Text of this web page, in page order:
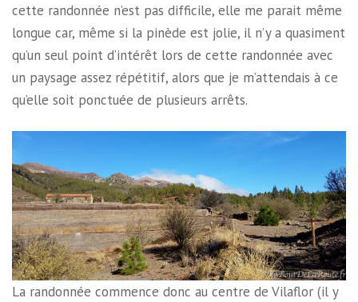
cette randonnée n’est pas difficile, elle me parait même
longue car, même si la pinède est jolie, il n’y a quasiment
qu’un seul point d’intérêt lors de cette randonnée avec
un paysage assez répétitif, alors que je m’attendais à ce
qu’elle soit ponctuée de plusieurs arrêts.
La randonnée commence donc au centre de Vilaflor (il y